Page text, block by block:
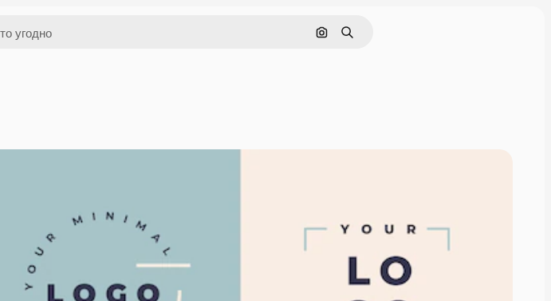
Поиск по изображению
Поиск